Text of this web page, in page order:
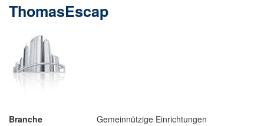
ThomasEscap
Branche
Gemeinnützige Einrichtungen